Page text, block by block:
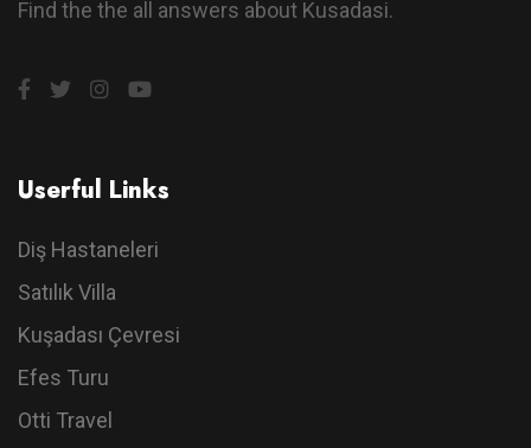
Find the the all answers about Kusadasi.
Userful Links
Diş Hastaneleri
Satılık Villa
Kuşadası Çevresi
Efes Turu
Otti Travel